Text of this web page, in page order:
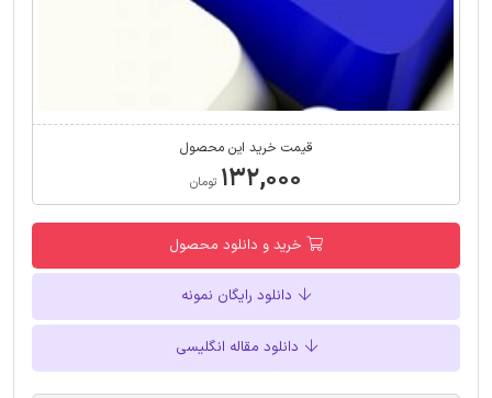
قیمت خرید این محصول
۱۳۲,۰۰۰ تومان
خرید و دانلود محصول
دانلود رایگان نمونه
دانلود مقاله انگلیسی